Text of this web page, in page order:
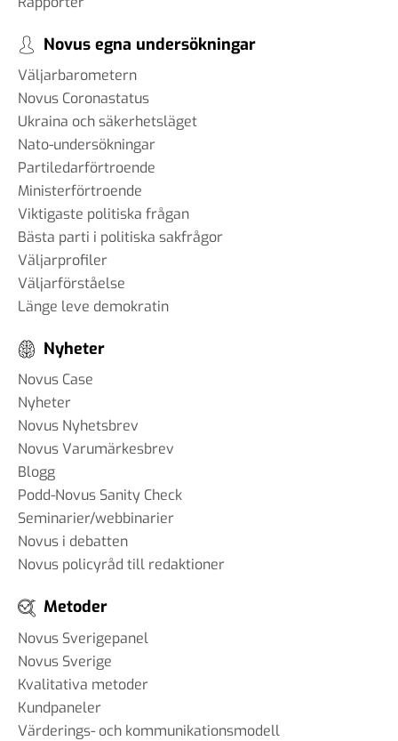
Novus egna undersökningar
Väljarbarometern
Novus Coronastatus
Ukraina och säkerhetsläget
Nato-undersökningar
Partiledarförtroende
Ministerförtroende
Viktigaste politiska frågan
Bästa parti i politiska sakfrågor
Väljarprofiler
Väljarförståelse
Länge leve demokratin
Nyheter
Novus Case
Nyheter
Novus Nyhetsbrev
Novus Varumärkesbrev
Blogg
Podd-Novus Sanity Check
Seminarier/webbinarier
Novus i debatten
Novus policyråd till redaktioner
Metoder
Novus Sverigepanel
Novus Sverige
Kvalitativa metoder
Kundpaneler
Värderings- och kommunikationsmodell